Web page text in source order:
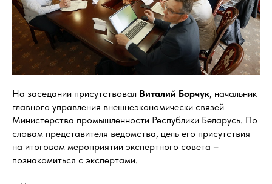
На заседании присутствовал Виталий Борчук, начальник
главного управления внешнеэкономически связей
Министерства промышленности Республики Беларусь. По
словам представителя ведомства, цель его присутствия
на итоговом мероприятии экспертного совета –
познакомиться с экспертами.